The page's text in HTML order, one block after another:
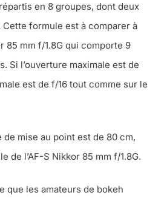
en 8 groupes, dont deux
Cette formule est à comparer à
85 mm f/1.8G qui comporte 9
Si l’ouverture maximale est de
est de f/16 tout comme sur le
de mise au point est de 80 cm,
de l’AF-S Nikkor 85 mm f/1.8G.
que les amateurs de bokeh